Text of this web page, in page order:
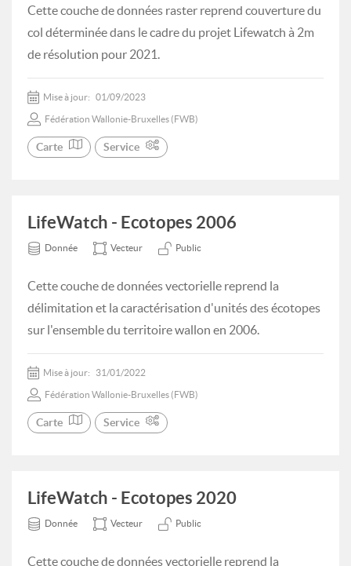
Cette couche de données raster reprend couverture du
col déterminée dans le cadre du projet Lifewatch à 2m
de résolution pour 2021.
Mise à jour: 01/09/2023
Fédération Wallonie-Bruxelles (FWB)
Carte Service
LifeWatch - Ecotopes 2006
Donnée Vecteur Public
Cette couche de données vectorielle reprend la
délimitation et la caractérisation d'unités des écotopes
sur l'ensemble du territoire wallon en 2006.
Mise à jour: 31/01/2022
Fédération Wallonie-Bruxelles (FWB)
Carte Service
LifeWatch - Ecotopes 2020
Donnée Vecteur Public
Cette couche de données vectorielle reprend la